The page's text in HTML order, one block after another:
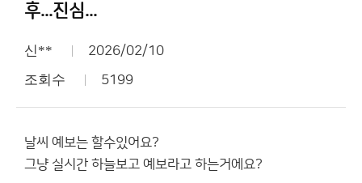
후...진심...
신** 2026/02/10
조회수 5199
날씨 예보는 할수있어요?
그냥 실시간 하늘보고 예보라고 하는거에요?